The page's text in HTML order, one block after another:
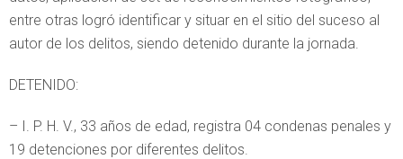
entre otras logró identificar y situar en el sitio del suceso al
autor de los delitos, siendo detenido durante la jornada.
DETENIDO:
– I. P. H. V., 33 años de edad, registra 04 condenas penales y
19 detenciones por diferentes delitos.